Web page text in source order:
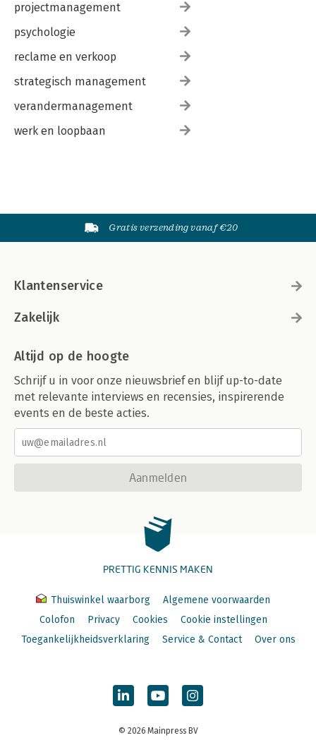
projectmanagement
psychologie
reclame en verkoop
strategisch management
verandermanagement
werk en loopbaan
Gratis verzending vanaf €20
Klantenservice
Zakelijk
Altijd op de hoogte
Schrijf u in voor onze nieuwsbrief en blijf up-to-date
met relevante interviews en recensies, inspirerende
events en de beste acties.
Aanmelden
PRETTIG KENNIS MAKEN
Thuiswinkel waarborg
Algemene voorwaarden
Colofon
Privacy Cookies
Cookie instellingen
Toegankelijkheidsverklaring
Service & Contact Over ons
© 2026 Mainpress BV